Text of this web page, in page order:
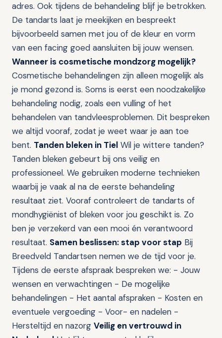
adres. Ook tijdens de behandeling blijf je betrokken.
De tandarts laat je meekijken en bespreekt
bijvoorbeeld samen met jou of de kleur en vorm
van een facing goed aansluiten bij jouw wensen.
Wanneer is cosmetische mondzorg mogelijk?
Cosmetische behandelingen zijn alleen mogelijk als
je mond gezond is. Soms is eerst een noodzakelijke
behandeling nodig, zoals een vulling of het
behandelen van tandvleesproblemen. Dit bespreken
we altijd vooraf, zodat je weet waar je aan toe
bent. Tanden bleken in Tiel Wil je wittere tanden?
Tanden bleken gebeurt bij ons veilig en
professioneel. We gebruiken moderne technieken
waarbij je vaak al na de eerste behandeling
resultaat ziet. Vooraf controleert de tandarts of
mondhygiënist of bleken voor jou geschikt is. Zo
ben je verzekerd van een mooi én verantwoord
resultaat. Samen beslissen: stap voor stap Bij
Breedveld Tandartsen nemen we de tijd voor je.
Tijdens de eerste afspraak bespreken we: - Jouw
wensen en verwachtingen - De mogelijke
behandelingen - Het aantal afspraken - Kosten en
eventuele vergoeding - Voor- en nadelen -
Hersteltijd en nazorg Veilig en vertrouwd in